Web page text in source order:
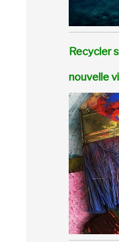
Recycler
nouvelle